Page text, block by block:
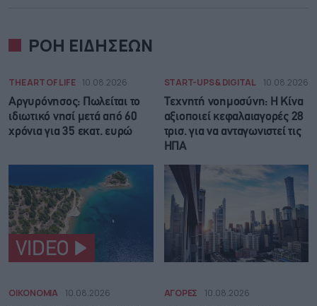
ΡΟΗ ΕΙΔΗΣΕΩΝ
THE ART OF LIFE 10.08.2026
Αργυρόνησος: Πωλείται το
ιδιωτικό νησί μετά από 60
χρόνια για 35 εκατ. ευρώ
VIDEO
START-UPS & DIGITAL 10.08.2026
Τεχνητή νοημοσύνη: Η Κίνα
αξιοποιεί κεφαλαιαγορές 28
τρισ. για να ανταγωνιστεί τις
ΗΠΑ
ΟΙΚΟΝΟΜΙΑ 10.08.2026 ΑΓΟΡΕΣ 10.08.2026